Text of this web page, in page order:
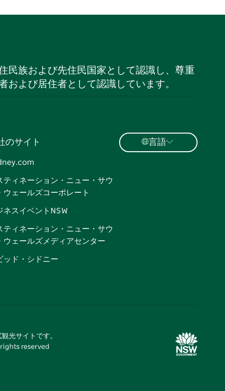
民族および先住民国家として認識し、尊重
よび居住者として認識しています。
のサイト
ティネーション・ニュー・サウ
ウェールズコーポレート
ネスイベントNSW
ティネーション・ニュー・サウ
ウェールズメディアセンター
ッド・シドニー
言語
光サイトです。
rights reserved